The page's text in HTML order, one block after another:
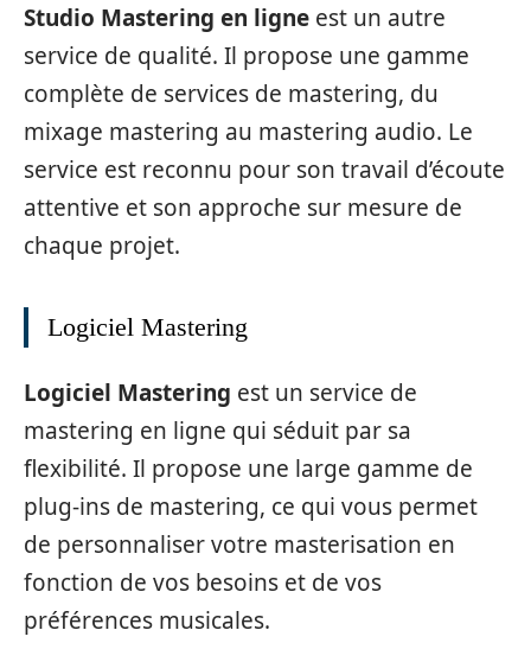
Studio Mastering en ligne est un autre
service de qualité. Il propose une gamme
complète de services de mastering, du
mixage mastering au mastering audio. Le
service est reconnu pour son travail d’écoute
attentive et son approche sur mesure de
chaque projet.
Logiciel Mastering
Logiciel Mastering est un service de
mastering en ligne qui séduit par sa
flexibilité. Il propose une large gamme de
plug-ins de mastering, ce qui vous permet
de personnaliser votre masterisation en
fonction de vos besoins et de vos
préférences musicales.